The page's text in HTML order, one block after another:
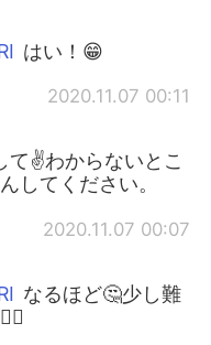
はい！😁
2020.11.07 00:11
て✌わからないとこ
してください。
2020.11.07 00:07
なるほど🤔少し難